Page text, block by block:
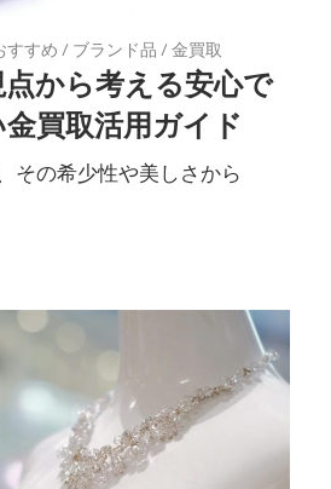
すすめ/ ブランド品/金買取
から考える安心で
買取活用ガイド
その希少性や美しさから